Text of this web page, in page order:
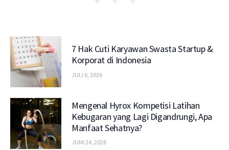
7 Hak Cuti Karyawan Swasta Startup &
Korporat di Indonesia
JULI 6, 2026
Mengenal Hyrox Kompetisi Latihan
Kebugaran yang Lagi Digandrungi, Apa
Manfaat Sehatnya?
JUNI 24, 2026